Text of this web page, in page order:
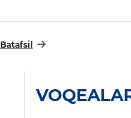
Batafsil